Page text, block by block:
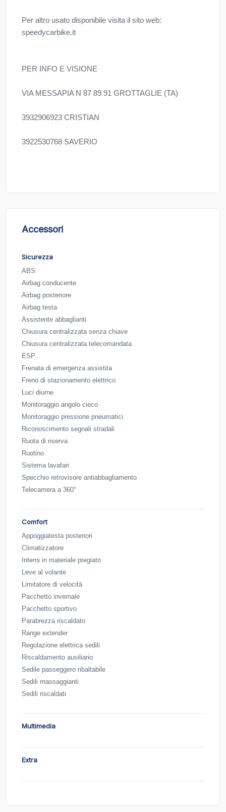
Per altro usato disponibile visita il sito web:
speedycarbike.it
PER INFO E VISIONE
VIA MESSAPIA N 87 89 91 GROTTAGLIE (TA)
3932906923 CRISTIAN
3922530768 SAVERIO
Accessori
Sicurezza
ABS
Airbag conducente
Airbag posteriore
Airbag testa
Assistente abbaglianti
Chiusura centralizzata senza chiave
Chiusura centralizzata telecomandata
ESP
Frenata di emergenza assistita
Freno di stazionamento elettrico
Luci diurne
Monitoraggio angolo cieco
Monitoraggio pressione pneumatici
Riconoscimento segnali stradali
Ruota di riserva
Ruotino
Sistema lavafari
Specchio retrovisore antiabbagliamento
Telecamera a 360°
Comfort
Appoggiatesta posteriori
Climatizzatore
Interni in materiale pregiato
Leve al volante
Limitatore di velocità
Pacchetto invernale
Pacchetto sportivo
Parabrezza riscaldato
Range extender
Regolazione elettrica sedili
Riscaldamento ausiliario
Sedile passeggero ribaltabile
Sedili massaggianti
Sedili riscaldati
Multimedia
Extra